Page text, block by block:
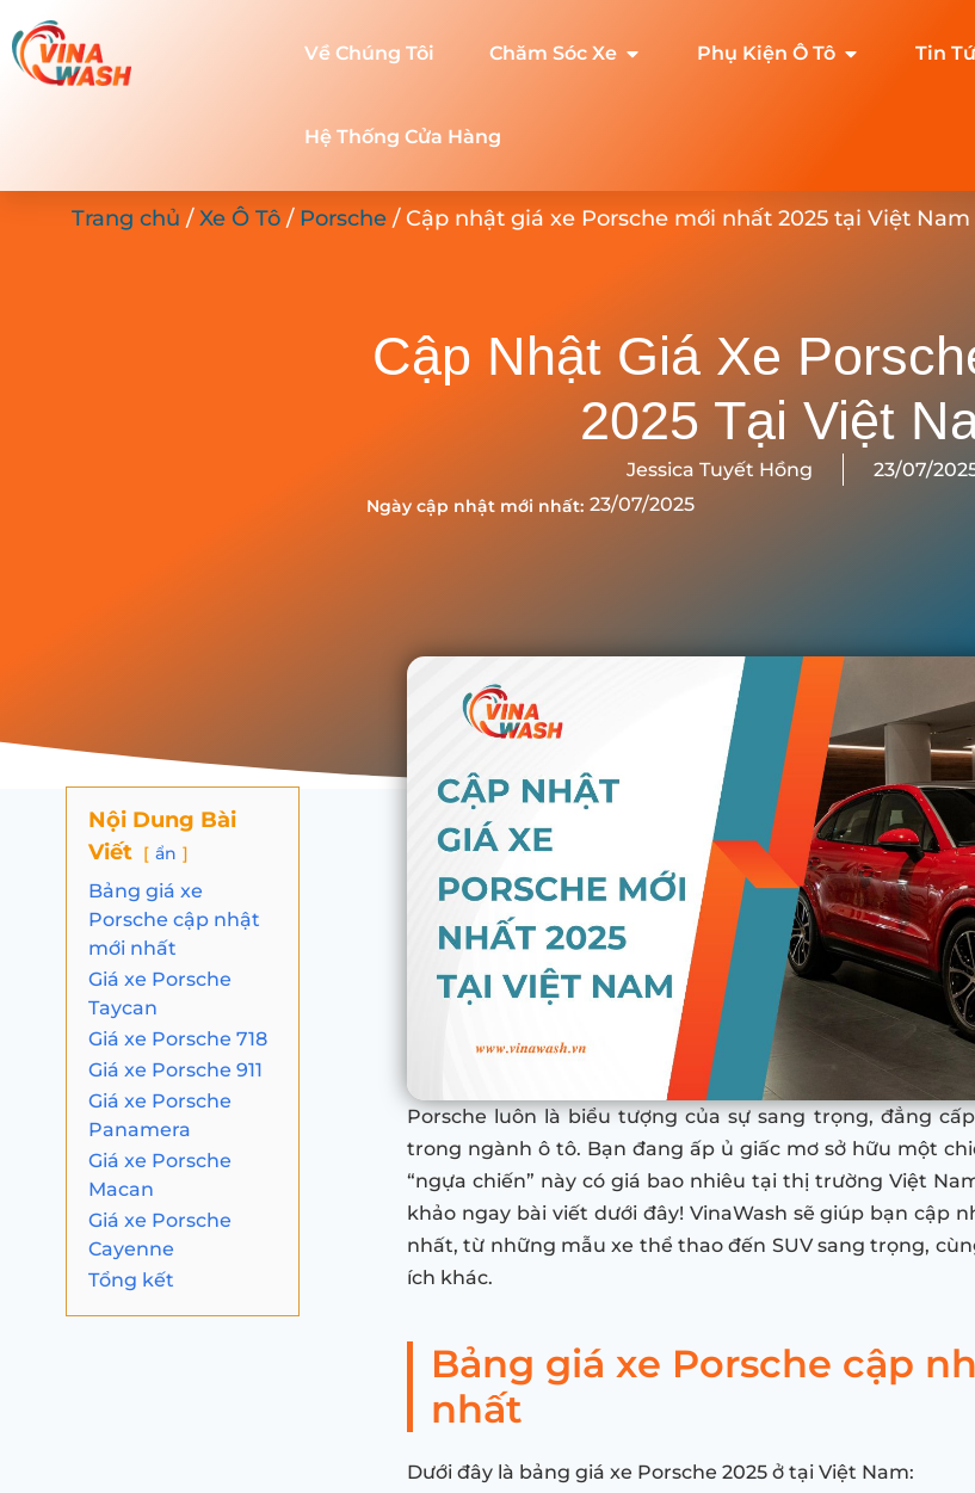
Về Chúng Tôi Chăm Sóc Xe Phụ Kiện Ô Tô Tin
Hệ Thống Cửa Hàng
Trang chủ /Xe Ô Tô / Porsche / Cập nhật giá xe Porsche mới nhất 2025 tại Việt Nam
Cập Nhật Giá Xe
2025 Tại Việt
Jessica Tuyết Hồng 23/07/
Ngày cập nhật mới nhất: 23/07/2025
Nội Dung Bài
Viết
ẩn
Bảng giá xe
Porsche cập nhật
mới nhất
Giá xe Porsche
Taycan
Giá xe Porsche 718
Giá xe Porsche 911
Giá xe Porsche
Panamera
Giá xe Porsche
Macan
Giá xe Porsche
Cayenne
Tổng kết
Porsche luôn là biểu tượng của sự sang trọng, đẳng
trong ngành ô tô. Bạn đang ấp ủ giấc mơ sở hữu một
“ngựa chiến” này có giá bao nhiêu tại thị trường Việt
khảo ngay bài viết dưới đây! VinaWash sẽ giúp bạn cập
nhất, từ những mẫu xe thể thao đến SUV sang trọng,
ích khác.
Bảng giá xe Porsche cập
nhất
Dưới đây là bảng giá xe Porsche 2025 ở tại Việt Nam: